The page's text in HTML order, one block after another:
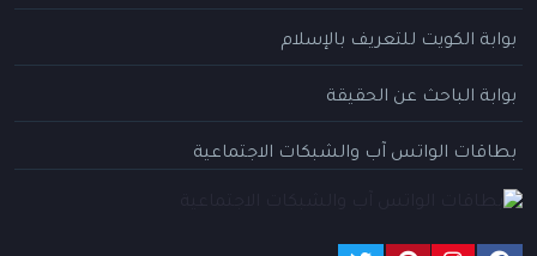
بوابة الكويت للتعريف بالإسلام
بوابة الباحث عن الحقيقة
بطاقات الواتس آب والشبكات الاجتماعية